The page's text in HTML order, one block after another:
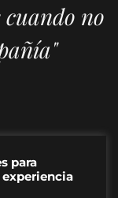
cuando no
para